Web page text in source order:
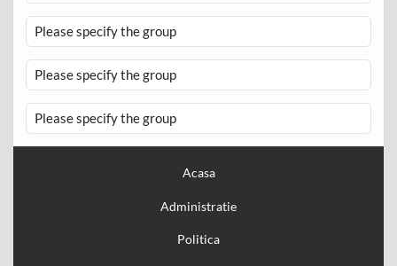
Please specify the group
Please specify the group
Please specify the group
Acasa
Administratie
Politica